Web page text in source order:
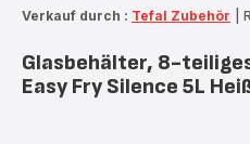
Verkauf durch : Tefal Zubehör
Glasbehälter, 8-
Easy Fry Silence 5L